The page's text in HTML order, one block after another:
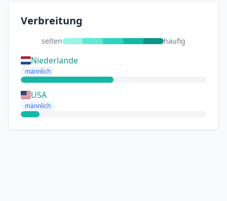
Verbreitung
selten häufig
Niederlande
männlich
USA
männlich